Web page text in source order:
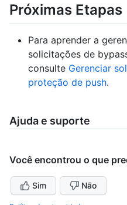
Próximas Etapas
Para aprender a
solicitações de
consulte Gerenciar
proteção de push.
Ajuda e suporte
Você encontrou o que
Sim Não